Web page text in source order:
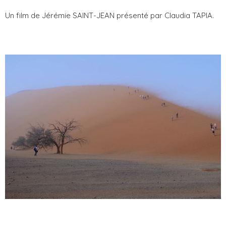
Un film de Jérémie SAINT-JEAN présenté par Claudia TAPIA.